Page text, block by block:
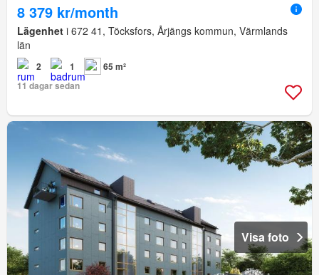
8 379 kr/month
Lägenhet i 672 41, Töcksfors, Årjängs kommun, Värmlands
län
2 1
65 m²
11 dagar sedan
Visa foto